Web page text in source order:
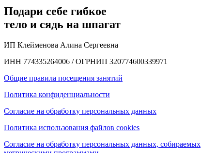
Подари себе гибкое
тело и сядь на шпагат
ИП Клейменова Алина Сергеевна
ИНН 774335264006 / ОГРНИП 320774600339971
Общие правила посещения занятий
Политика конфиденциальности
Согласие на обработку персональных данных
Политика использования файлов cookies
Согласие на обработку персональных данных, собираемых